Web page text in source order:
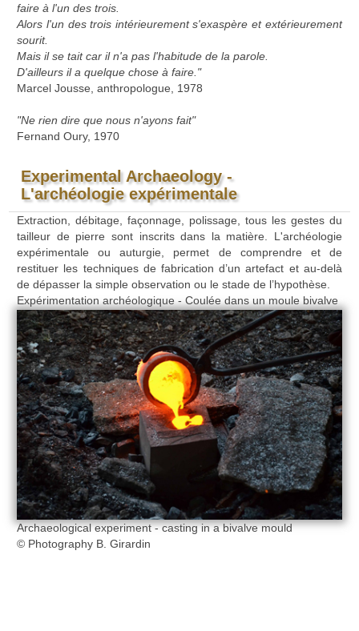
faire à l'un des trois.
Alors l'un des trois intérieurement s'exaspère et extérieurement
sourit.
Mais il se tait car il n'a pas l'habitude de la parole.
D'ailleurs il a quelque chose à faire."
Marcel Jousse, anthropologue, 1978
"Ne rien dire que nous n'ayons fait"
Fernand Oury, 1970
Experimental Archaeology -
L'archéologie expérimentale
Extraction, débitage, façonnage, polissage, tous les gestes du
tailleur de pierre sont inscrits dans la matière. L'archéologie
expérimentale ou auturgie, permet de comprendre et de
restituer les techniques de fabrication d’un artefact et au-delà
de dépasser la simple observation ou le stade de l’hypothèse.
Expérimentation archéologique - Coulée dans un moule bivalve
Archaeological experiment - casting in a bivalve mould
© Photography B. Girardin